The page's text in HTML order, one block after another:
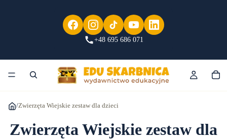
+48 695 686 071
/Zwierzęta Wiejskie zestaw dla dzieci
Zwierzęta Wiejskie zestaw dla